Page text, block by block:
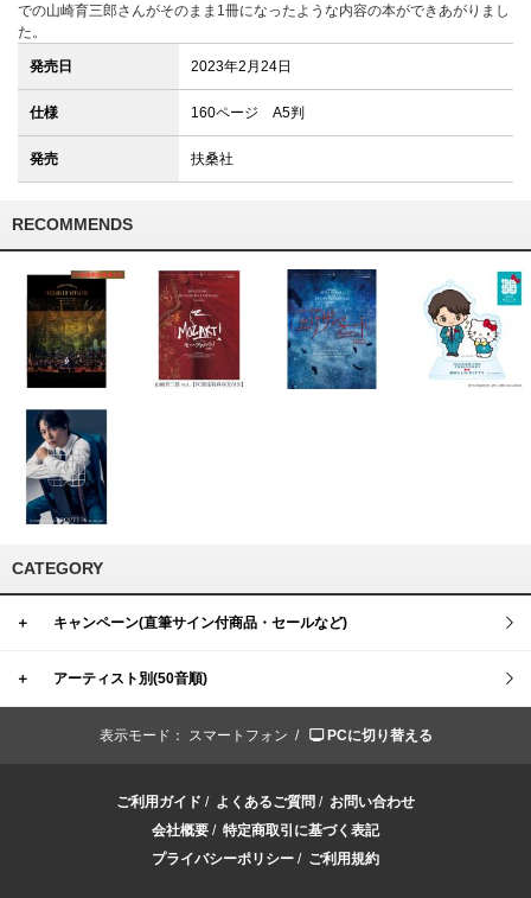
での山崎育三郎さんがそのまま1冊になったような内容の本ができあがりまし
た。
発売日 2023年2月24日
仕様 160ページ A5判
発売 扶桑社
RECOMMENDS
CATEGORY
＋ キャンペーン(直筆サイン付商品・セールなど)
＋ アーティスト別(50音順)
表示モード： スマートフォン / PCに切り替える
ご利用ガイド / よくあるご質問 / お問い合わせ
会社概要 / 特定商取引に基づく表記
プライバシーポリシー / ご利用規約